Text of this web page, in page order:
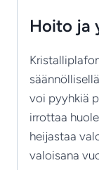
Hoito ja
voi pyyhkiä
irrottaa
heijastaa
valoisana